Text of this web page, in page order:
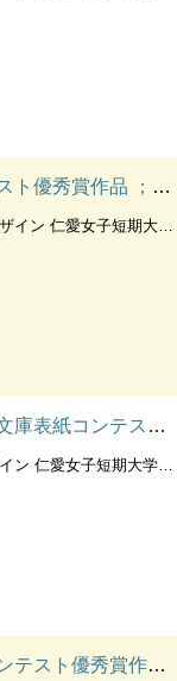
秀賞作品 ；第7回
女子短期大学附属図書館編集
スト優秀賞作品 ；第7回
子短期大学附属図書館編集
優秀賞作品 ；第7回